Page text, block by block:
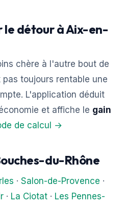
le détour à Aix-en-
chère à l'autre bout de
toujours rentable une
L'application déduit
et affiche le gain
de calcul →
du-Rhône
· Salon-de-Provence ·
· La Ciotat · Les Pennes-